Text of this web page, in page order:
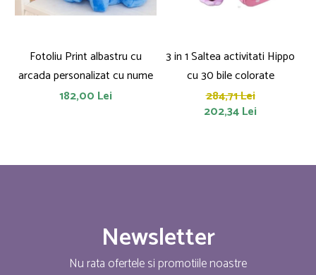
Fotoliu Print albastru cu
arcada personalizat cu nume
182,00 Lei
3 in 1 Saltea activitati Hippo
cu 30 bile colorate
284,71 Lei
202,34 Lei
Newsletter
Nu rata ofertele si promotiile noastre